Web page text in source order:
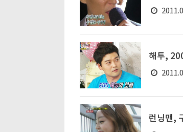
해투,
런닝맨,